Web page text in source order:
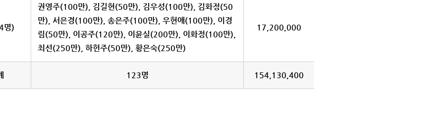
명)
권영주(100만), 김길현(50만), 김우성(100만), 김화정(50
만), 서은경(100만), 송은주(100만), 우현애(100만), 이경
림(50만), 이공주(120만), 이윤실(200만), 이화정(100만),
최선(250만), 하헌주(50만), 황은숙(250만)
17,200,000
123명 154,130,400